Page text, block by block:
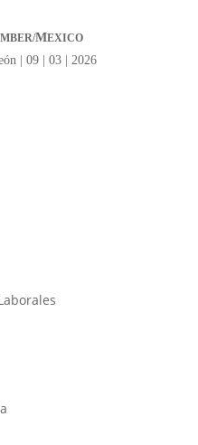
MEXICO
| 09 | 03 | 2026